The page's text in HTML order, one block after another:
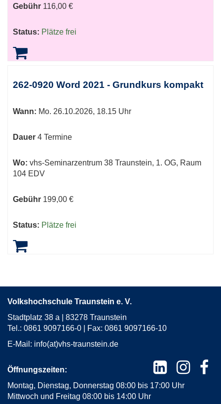
Gebühr 116,00 €
Status: Plätze frei
262-0920 Word 2021 - Grundkurs kompakt
Wann: Mo. 26.10.2026, 18.15 Uhr
Dauer 4 Termine
Wo: vhs-Seminarzentrum 38 Traunstein, 1. OG, Raum
104 EDV
Gebühr 199,00 €
Status: Plätze frei
Volkshochschule Traunstein e. V.
Stadtplatz 38 a | 83278 Traunstein
Tel.: 0861 9097166-0 | Fax: 0861 9097166-10
E-Mail: info(at)vhs-traunstein.de
Öffnungszeiten:
Montag, Dienstag, Donnerstag 08:00 bis 17:00 Uhr
Mittwoch und Freitag 08:00 bis 14:00 Uhr